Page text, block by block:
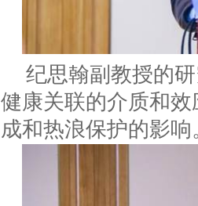
纪思翰副教授的
健康关联的介质和
成和热浪保护的影响